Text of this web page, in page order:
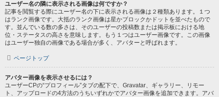
ユーザー名の隣に表示される画像は何ですか？
記事を閲覧する際にユーザー名の下に表示される画像は２種類あります。１つ
はランク画像です。大抵のランク画像は星かブロックかドットを並べたもので
す。並んでいる数の多さは、そのユーザーの投稿数または掲示板における地
位・ステータスの高さを意味します。もう１つはユーザー画像です。この画像
はユーザー独自の画像である場合が多く、アバターと呼ばれます。
ページトップ
アバター画像を表示させるには？
ユーザーCPの“プロフィール”タブの配下で、Gravatar、ギャラリー、リモー
ト、アップロードの4方法のうちいずれかでアバター画像を追加できます。アバ